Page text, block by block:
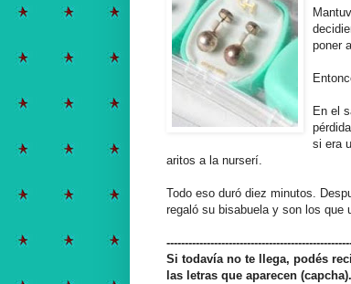
poner
En el
si era
aritos a la nurserí.
Todo eso duró diez minutos.
regaló su bisabuela y son los que
Si todavía no te llega, podés
las letras que aparecen